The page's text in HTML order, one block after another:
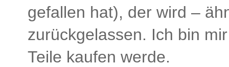
gefallen hat), der wird –
zurückgelassen. Ich bin
Teile kaufen werde.